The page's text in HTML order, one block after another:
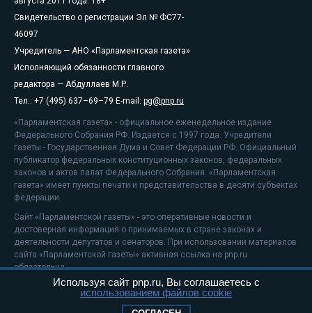
Свидетельство о регистрации Эл № ФС77-
46097
Учредитель — АНО «Парламентская газета»
Исполняющий обязанности главного
редактора — Абдуллаев М.Р.
Тел.: +7 (495) 637–69–79 E-mail: pg@pnp.ru
«Парламентская газета» - официальное еженедельное издание
Федерального Собрания РФ. Издается с 1997 года. Учредители
газеты - Государственная Дума и Совет Федерации РФ. Официальный
публикатор федеральных конституционных законов, федеральных
законов и актов палат Федерального Собрания. «Парламентская
газета» имеет пункты печати и представительства в десяти субъектах
федерации.
Сайт «Парламентской газеты» - это оперативные новости и
достоверная информация о принимаемых в стране законах и
деятельности депутатов и сенаторов. При использовании материалов
сайта «Парламентской газеты» активная ссылка на pnp.ru
обязательна.
На информационном ресурсе применяютсярекомендательные
Используя сайт pnp.ru, Вы соглашаетесь с
использованием файлов cookie